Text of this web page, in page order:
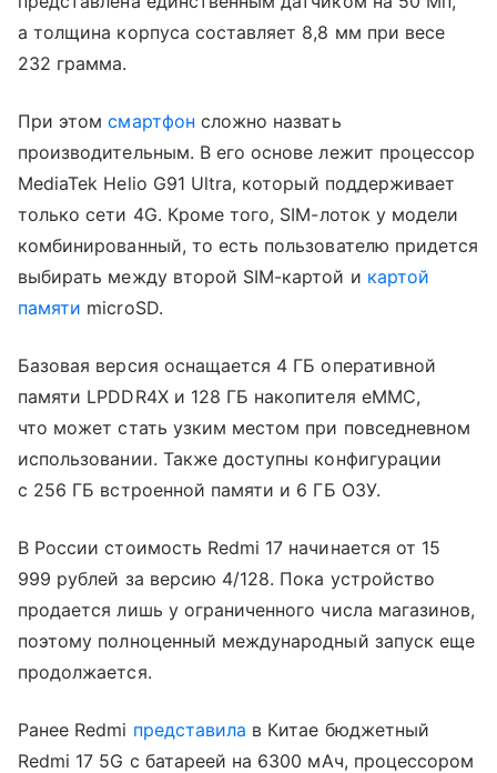
а толщина корпуса составляет 8,8 мм при весе
232 грамма.
При этомсмартфон сложно назвать
производительным. В его основе лежит процессор
MediaTek Helio G91 Ultra, который поддерживает
только сети 4G. Кроме того, SIM-лоток у модели
комбинированный, то есть пользователю придется
выбирать между второй SIM-картой и картой
памяти microSD.
Базовая версия оснащается 4 ГБ оперативной
памяти LPDDR4X и 128 ГБ накопителя eMMC,
что может стать узким местом при повседневном
использовании. Также доступны конфигурации
с 256 ГБ встроенной памяти и 6 ГБ ОЗУ.
В России стоимость Redmi 17 начинается от 15
999 рублей за версию 4/128. Пока устройство
продается лишь у ограниченного числа магазинов,
поэтому полноценный международный запуск еще
продолжается.
Ранее Redmi представила в Китае бюджетный
Redmi 17 5G с батареей на 6300 мАч, процессором